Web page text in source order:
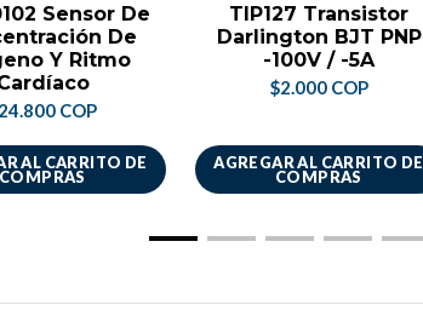
Sensor De
De
Y Ritmo
COP
AL CARRITO DE
COMPRAS
TIP127 Transistor
Darlington BJT PNP
-100V / -5A
$2.000 COP
AGREGAR AL CARRITO DE
COMPRAS